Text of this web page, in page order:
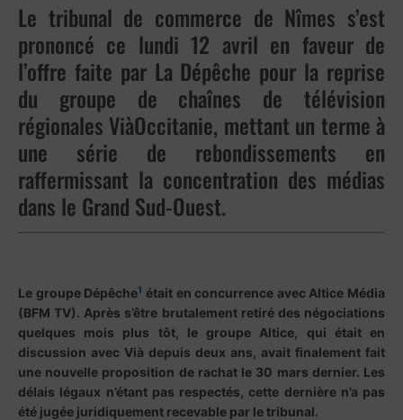
Le tribunal de commerce de Nîmes s’est
prononcé ce lundi 12 avril en faveur de
l’offre faite par La Dépêche pour la reprise
du groupe de chaînes de télévision
régionales ViàOccitanie, mettant un terme à
une série de rebondissements en
raffermissant la concentration des médias
dans le Grand Sud-Ouest.
Le groupe Dépêche1 était en concurrence avec Altice Média
(BFM TV). Après s’être brutalement retiré des négociations
quelques mois plus tôt, le groupe Altice, qui était en
discussion avec Vià depuis deux ans, avait finalement fait
une nouvelle proposition de rachat le 30 mars dernier. Les
délais légaux n’étant pas respectés, cette dernière n’a pas
été jugée juridiquement recevable par le tribunal.